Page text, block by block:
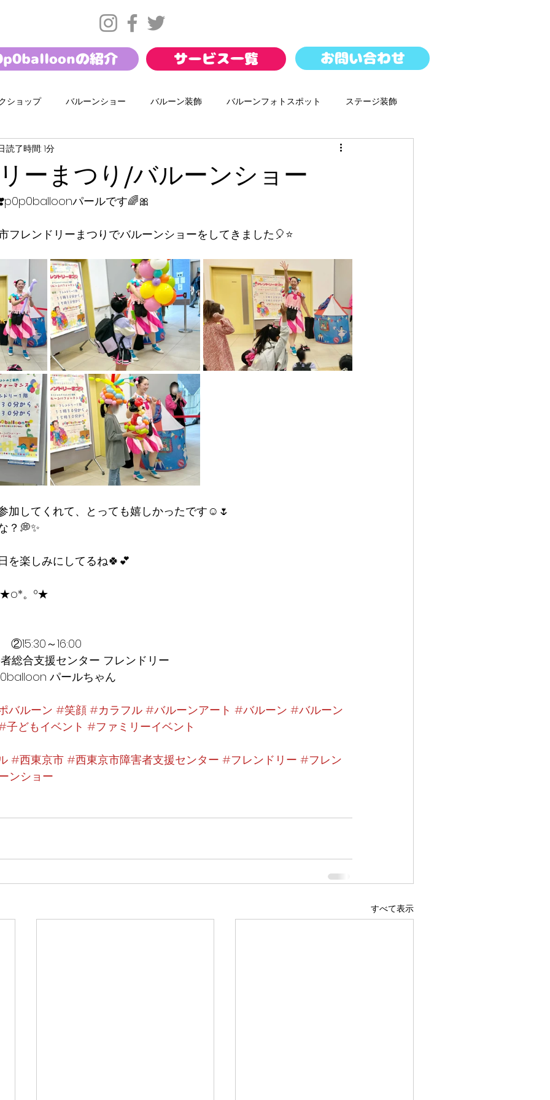
の紹介 サービス一覧 お問い合わせ
ショップ バルーンショー バルーン装飾 バルーンフォトスポット ステージ装飾
マー バレンタイン バルーンドロップ
ル ダンスワークショップ
ーまつり/バルーンショー
読了時間: 1分
パールです🌈🎀
フレンドリーまつりでバルーンショーをしてきました🎈⭐️
加してくれて、とっても嬉しかったです☺️🌷
？💭✨
を楽しみにしてるね🍀💕
。°★
②15:30～16:00
総合支援センター フレンドリー
パールちゃん
バルーン #笑顔 #カラフル #バルーンアート #バルーン #バルーン
子どもイベント #ファミリーイベント
#西東京市 #西東京市障害者支援センター #フレンドリー #フレン
ンショー
すべて表示